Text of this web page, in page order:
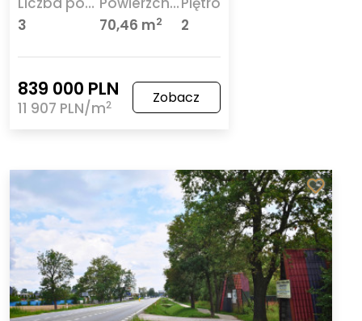
3
70,46 m2
2
839 000 PLN
11 907 PLN/m2 Zobacz